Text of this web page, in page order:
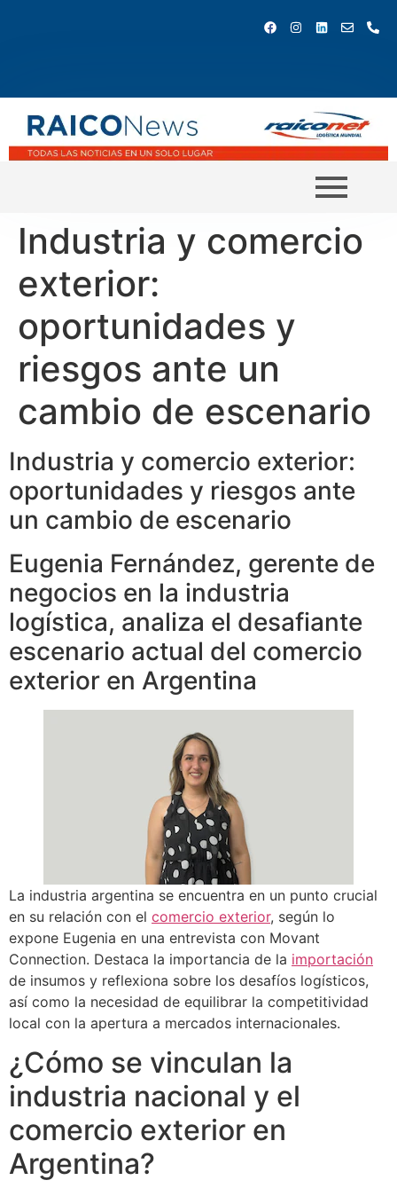
Industria y comercio
exterior:
oportunidades y
riesgos ante un
cambio de escenario
Industria y comercio exterior:
oportunidades y riesgos ante
un cambio de escenario
Eugenia Fernández, gerente de
negocios en la industria
logística, analiza el desafiante
escenario actual del comercio
exterior en Argentina
La industria argentina se encuentra en un punto crucial
en su relación con el comercio exterior, según lo
expone Eugenia en una entrevista con Movant
Connection. Destaca la importancia de la importación
de insumos y reflexiona sobre los desafíos logísticos,
así como la necesidad de equilibrar la competitividad
local con la apertura a mercados internacionales.
¿Cómo se vinculan la
industria nacional y el
comercio exterior en
Argentina?